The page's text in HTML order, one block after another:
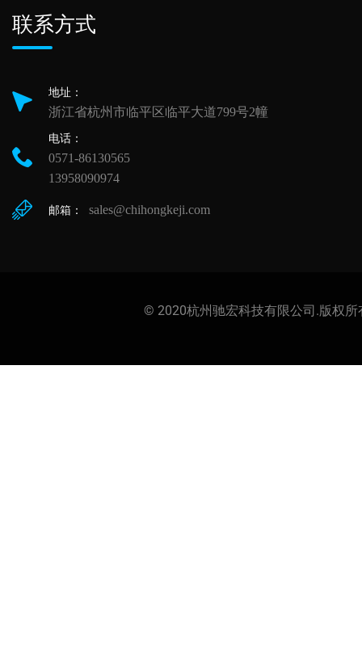
联系方式
地址：
浙江省杭州市临平区临平大道799号2幢
电话：
0571-86130565
13958090974
邮箱： sales@chihongkeji.com
© 2020杭州驰宏科技有限公司.版权所